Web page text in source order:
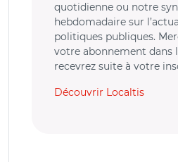
quotidienne ou notre
hebdomadaire sur
politiques publiques.
votre abonnement dans
recevrez suite à votre
Découvrir Localtis